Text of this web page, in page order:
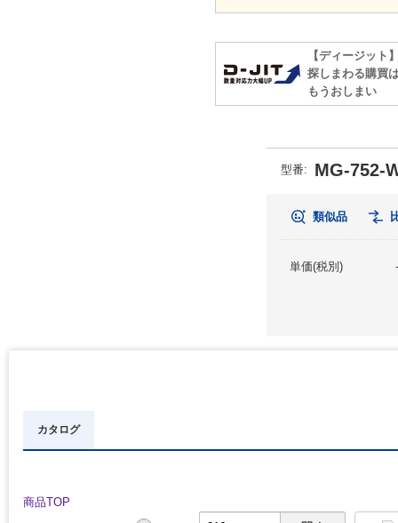
【ディージット
探しまわる購買
もうおしまい
型番: MG-752-
類似品
単価(税別) -
カタログ
商品TOP